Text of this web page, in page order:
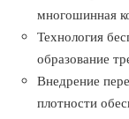
многошинная
Технология
образование
Внедрение
плотности